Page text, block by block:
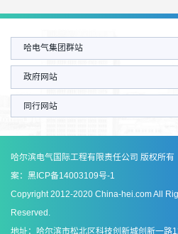
哈电气集团群站
政府网站
同行网站
哈尔滨电气国际工程有限责任公司 版权所
案： 黑ICP备14003109号-1
Copyright 2012-2020 China-hei.com All
Reserved.
地址：哈尔滨市松北区科技创新城创新一路